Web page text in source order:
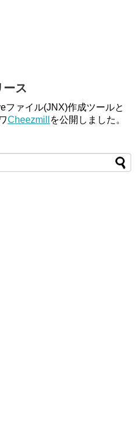
ス
ファイル(JNX)作成ツールと
Cheezmill を公開しました。